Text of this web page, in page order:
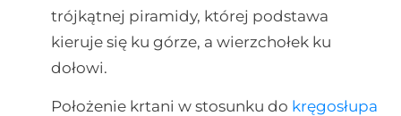
trójkątnej piramidy, której podstawa
kieruje się ku górze, a wierzchołek ku
dołowi.
Położenie krtani w stosunku do kręgosłupa